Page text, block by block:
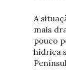
A
mais
pouco
hídrica